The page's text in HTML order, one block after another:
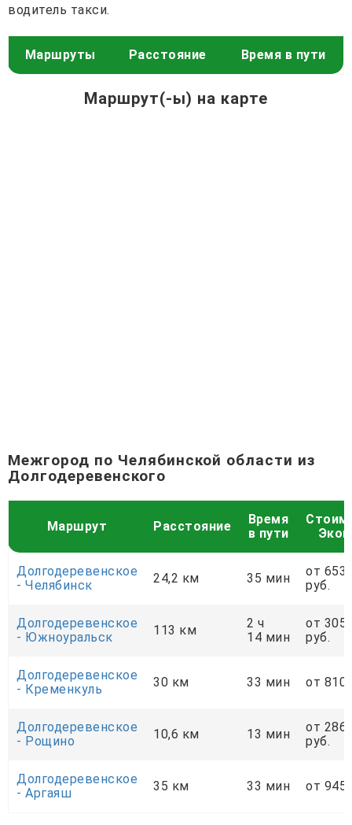
водитель такси.
Маршруты Расстояние Время в пути
Маршрут(-ы) на карте
Межгород по Челябинской области из
Долгодеревенского
Маршрут Расстояние
Время
в пути
Долгодеревенское
- Челябинск
24,2 км 35 мин
от
руб.
Долгодеревенское
- Южноуральск
113 км
2 ч
14 мин
от
руб.
Долгодеревенское
- Кременкуль
30 км 33 мин от 810
Долгодеревенское
- Рощино
10,6 км 13 мин
от
руб.
Долгодеревенское
- Аргаяш
35 км 33 мин от 945